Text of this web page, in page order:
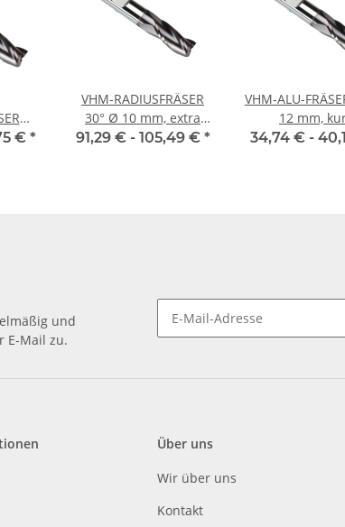
1
€ *
VHM-RADIUSFRÄSER
30° Ø 10 mm, extra
lang 2 Schneiden
91,29 € - 105,49 € *
VHM-ALU-
12 mm,
34,74 € -
und
E-Mail zu.
Über uns
Wir über uns
Kontakt